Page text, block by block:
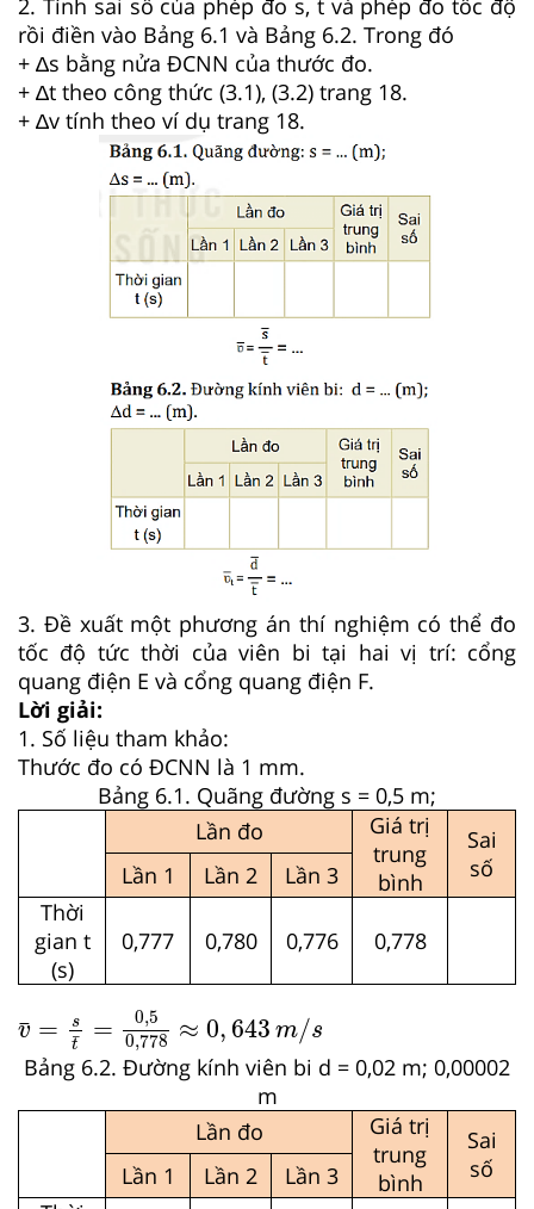
2. Tính sai số của phép đo s, t và phép đo tốc độ
rồi điền vào Bảng 6.1 và Bảng 6.2. Trong đó
+ ∆s bằng nửa ĐCNN của thước đo.
+ ∆t theo công thức (3.1), (3.2) trang 18.
+ ∆v tính theo ví dụ trang 18.
3. Đề xuất một phương án thí nghiệm có thể đo
tốc độ tức thời của viên bi tại hai vị trí: cổng
quang điện E và cổng quang điện F.
Lời giải:
1. Số liệu tham khảo:
Thước đo có ĐCNN là 1 mm.
Bảng 6.1. Quãng đường s = 0,5 m;
Lần đo
Giá trị
trung
bình
Sai
số
Lần 1 Lần 2
Lần 3
Thời
gian t
(s)
0,777 0,780 0,776 0,778
¯
v = s
¯
t
= 0,5
0,778 ≈ 0, 643 m/s
t 5 0 m
Bảng 6.2. Đường kính viên bi d = 0,02 m; 0,00002
m
Lần đo
Giá trị
trung
bình
Sai
số
Lần 1 Lần 2
Lần 3